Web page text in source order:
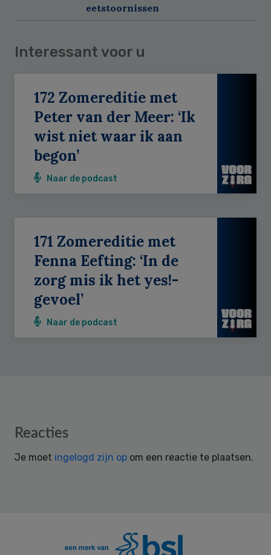
eetstoornissen
Interessant voor u
172 Zomereditie met
Peter van der Meer: ‘Ik
wist niet waar ik aan
begon’
Naar de podcast
171 Zomereditie met
Fenna Eefting: ‘In de
zorg mis ik het yes!-
gevoel’
Naar de podcast
Reader
Reacties
Je moet ingelogd zijn op om een reactie te plaatsen.